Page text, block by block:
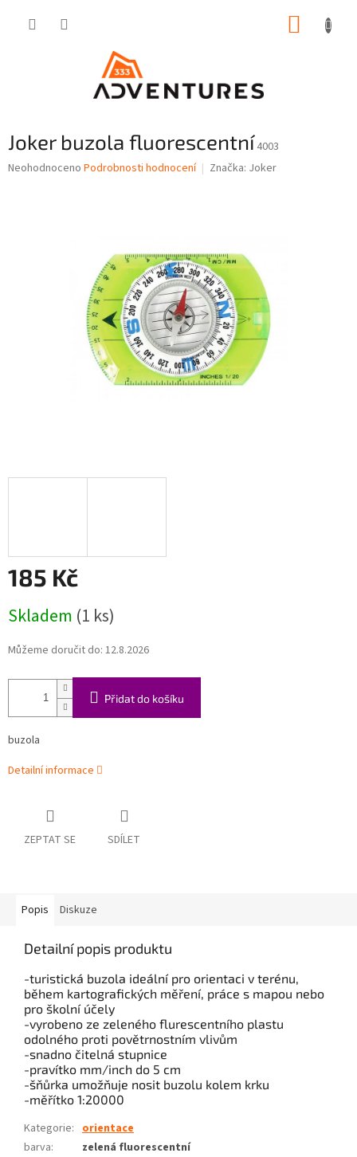
Joker buzola fluorescentní 4003
Průměrné
Neohodnoceno Podrobnosti hodnocení Značka: Joker
185 Kč
cena:
Skladem (1 ks)
Můžeme doručit do: 12.8.2026
Přidat do košíku
buzola
Detailní informace
ZEPTAT SE SDÍLET
Popis Diskuze
Detailní popis produktu
-turistická buzola ideální pro orientaci v terénu,
během kartografických měření, práce s mapou nebo
pro školní účely
-vyrobeno ze zeleného flurescentního plastu
odolného proti povětrnostním vlivům
-snadno čitelná stupnice
-pravítko mm/inch do 5 cm
-šňůrka umožňuje nosit buzolu kolem krku
-měřítko 1:20000
Kategorie: orientace
barva:
zelená fluorescentní